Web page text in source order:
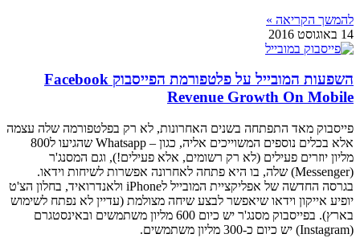
להמשך הקריאה »
14 באוגוסט 2016
השפעות המובייל על פלטפורמת הפייסבוק Facebook
Revenue Growth On Mobile
פייסבוק מאד התפתחה בשנים האחרונות, לא רק בפלטפורמה שלה עצמה
אלא בכלים נוספים המשוייכים אליה, כגון – Whatsapp שהגיעו ל800
מליון יוזרים פעילים (לא רק רשומים, אלא פעילים!), וגם המסנג'ר
(Messenger) שלה, בו היא פתחה לאחרונה אפשרות לשיחות וידאו.
בגרסה החדשה של אפליקציית המובייל לiPhone ולאנדרואיד, בחלון הצ'ט
יופיע אייקון וידאו שיאפשר לבצע שיחה מצולמת (עדיין לא נפתח לשימוש
בארץ). בפייסבוק מסנג'ר יש כיום 600 מליון משתמשים ובאינסטגרם
(Instagram) יש כיום כ-300 מליון משתמשים.